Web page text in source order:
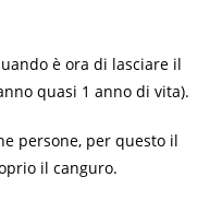
è ora di lasciare il
quasi 1 anno di vita).
persone, per questo il
il canguro.